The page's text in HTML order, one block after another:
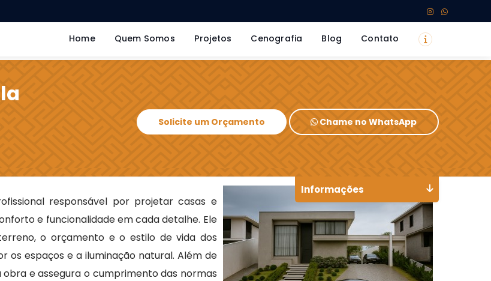
Home Quem Somos Projetos Cenografia Blog Contato
Solicite um Orçamento Chame no WhatsApp
responsável por projetar casas e
e funcionalidade em cada detalhe. Ele
o orçamento e o estilo de vida dos
os espaços e a iluminação natural. Além de
e assegura o cumprimento das normas
Informações